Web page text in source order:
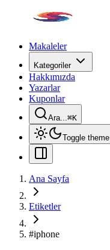
Makaleler
Kategoriler
Hakkımızda
Yazarlar
Kuponlar
Ara...⌘K
Toggle theme
Ana Sayfa
Etiketler
#iphone